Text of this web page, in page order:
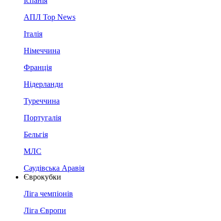
АПЛ Top News
Італія
Німеччина
Франція
Нідерланди
Туреччина
Португалія
Бельгія
МЛС
Саудівська Аравія
Єврокубки
Ліга чемпіонів
Ліга Європи